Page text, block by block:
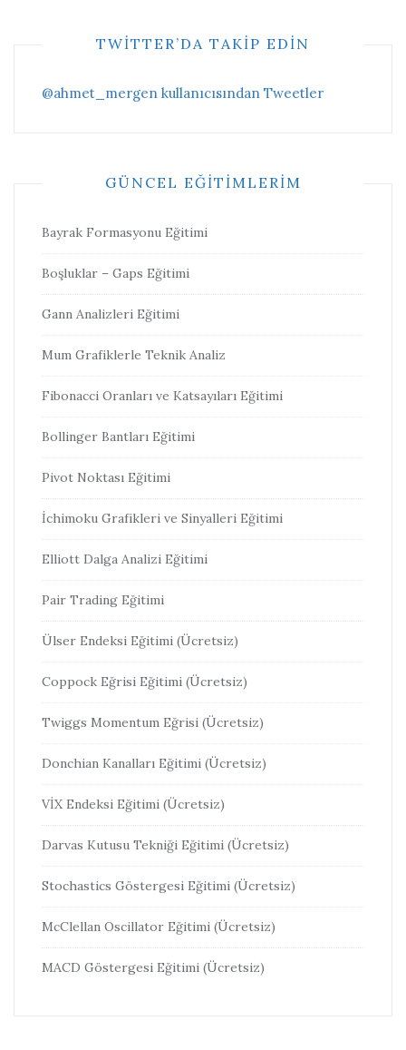
TWITTER’DA TAKIP EDIN
@ahmet_mergen kullanıcısından Tweetler
GÜNCEL EĞITIMLERIM
Bayrak Formasyonu Eğitimi
Boşluklar – Gaps Eğitimi
Gann Analizleri Eğitimi
Mum Grafiklerle Teknik Analiz
Fibonacci Oranları ve Katsayıları Eğitimi
Bollinger Bantları Eğitimi
Pivot Noktası Eğitimi
İchimoku Grafikleri ve Sinyalleri Eğitimi
Elliott Dalga Analizi Eğitimi
Pair Trading Eğitimi
Ülser Endeksi Eğitimi (Ücretsiz)
Coppock Eğrisi Eğitimi (Ücretsiz)
Twiggs Momentum Eğrisi (Ücretsiz)
Donchian Kanalları Eğitimi (Ücretsiz)
VİX Endeksi Eğitimi (Ücretsiz)
Darvas Kutusu Tekniği Eğitimi (Ücretsiz)
Stochastics Göstergesi Eğitimi (Ücretsiz)
McClellan Oscillator Eğitimi (Ücretsiz)
MACD Göstergesi Eğitimi (Ücretsiz)